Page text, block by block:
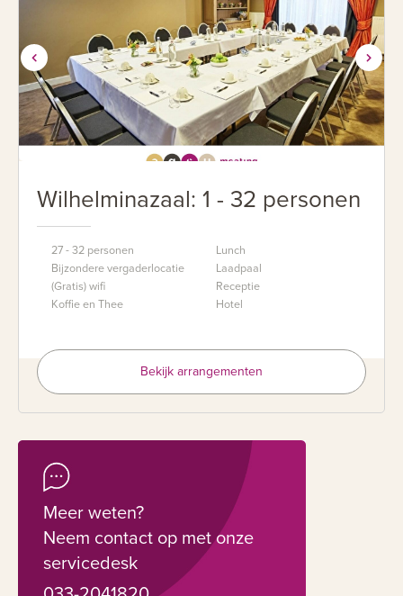
Wilhelminazaal: 1 - 32 personen
27 - 32 personen
Bijzondere vergaderlocatie
(Gratis) wifi
Koffie en Thee
Lunch
Laadpaal
Receptie
Hotel
Bekijk arrangementen
Meer weten?
Neem contact op met onze
servicedesk